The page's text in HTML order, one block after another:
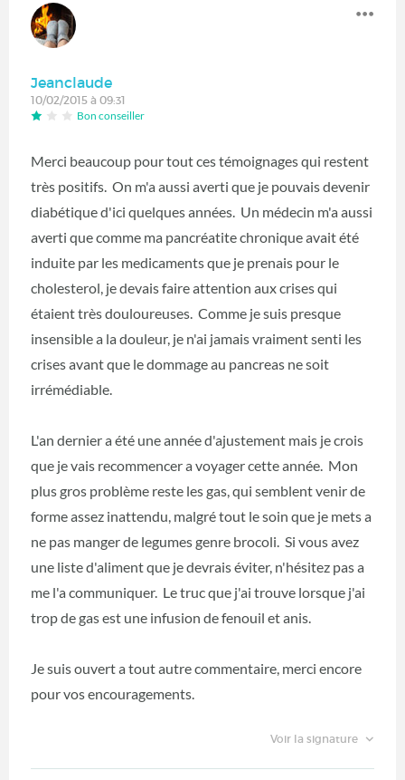
Jeanclaude
10/02/2015 à 09:31
Bon conseiller
Merci beaucoup pour tout ces témoignages qui restent
très positifs. On m'a aussi averti que je pouvais devenir
diabétique d'ici quelques années. Un médecin m'a aussi
averti que comme ma pancréatite chronique avait été
induite par les medicaments que je prenais pour le
cholesterol, je devais faire attention aux crises qui
étaient très douloureuses. Comme je suis presque
insensible a la douleur, je n'ai jamais vraiment senti les
crises avant que le dommage au pancreas ne soit
irrémédiable.
L'an dernier a été une année d'ajustement mais je crois
que je vais recommencer a voyager cette année. Mon
plus gros problème reste les gas, qui semblent venir de
forme assez inattendu, malgré tout le soin que je mets a
ne pas manger de legumes genre brocoli. Si vous avez
une liste d'aliment que je devrais éviter, n'hésitez pas a
me l'a communiquer. Le truc que j'ai trouve lorsque j'ai
trop de gas est une infusion de fenouil et anis.
Je suis ouvert a tout autre commentaire, merci encore
pour vos encouragements.
Voir la signature